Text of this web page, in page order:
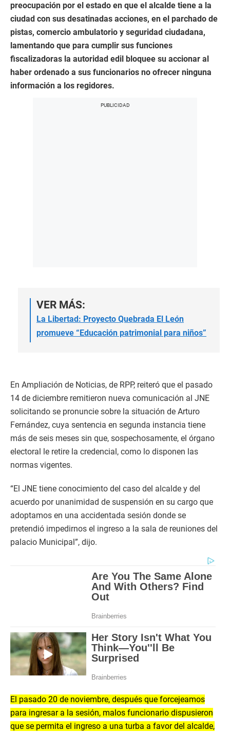
preocupación por el estado en que el alcalde tiene a la
ciudad con sus desatinadas acciones, en el parchado de
pistas, comercio ambulatorio y seguridad ciudadana,
lamentando que para cumplir sus funciones
fiscalizadoras la autoridad edil bloquee su accionar al
haber ordenado a sus funcionarios no ofrecer ninguna
información a los regidores.
VER MÁS:
La Libertad: Proyecto Quebrada El León
promueve “Educación patrimonial para niños”
En Ampliación de Noticias, de RPP, reiteró que el pasado
14 de diciembre remitieron nueva comunicación al JNE
solicitando se pronuncie sobre la situación de Arturo
Fernández, cuya sentencia en segunda instancia tiene
más de seis meses sin que, sospechosamente, el órgano
electoral le retire la credencial, como lo disponen las
normas vigentes.
“El JNE tiene conocimiento del caso del alcalde y del
acuerdo por unanimidad de suspensión en su cargo que
adoptamos en una accidentada sesión donde se
pretendió impedirnos el ingreso a la sala de reuniones del
palacio Municipal”, dijo.
El pasado 20 de noviembre, después que forcejeamos
para ingresar a la sesión, malos funcionario dispusieron
que se permita el ingreso a una turba a favor del alcalde,